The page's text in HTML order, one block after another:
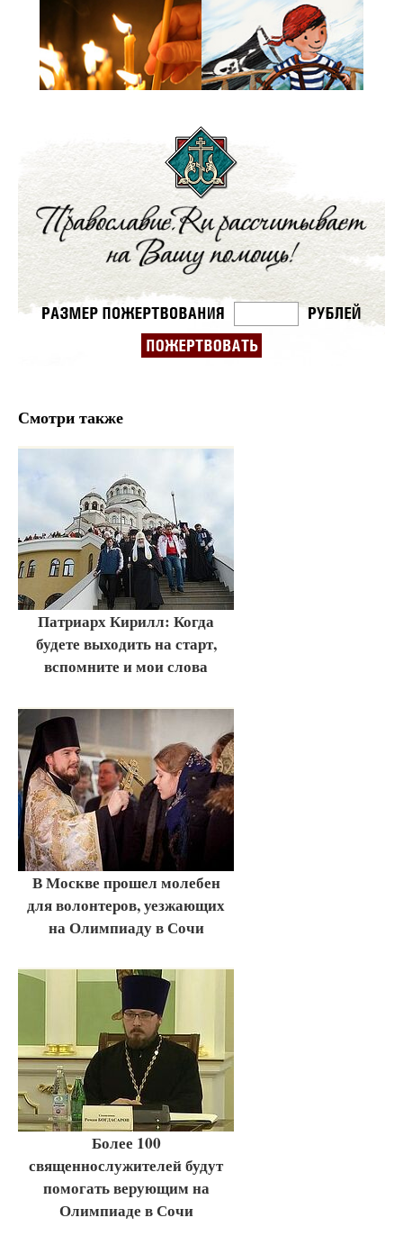
Смотри также
Патриарх Кирилл: Когда
будете выходить на старт,
вспомните и мои слова
В Москве прошел молебен
для волонтеров, уезжающих
на Олимпиаду в Сочи
Более 100
священнослужителей будут
помогать верующим на
Олимпиаде в Сочи